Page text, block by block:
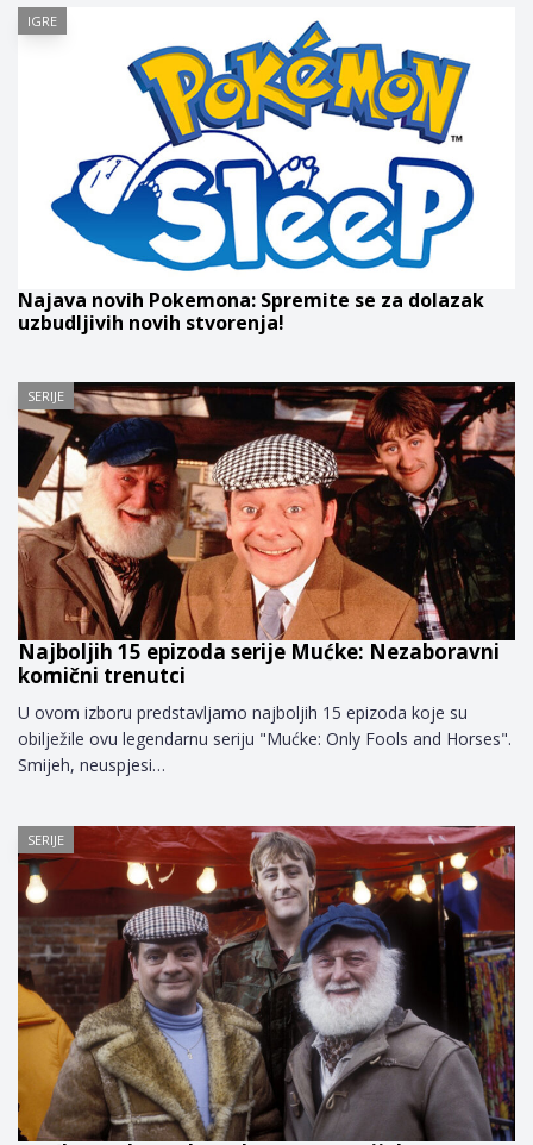
IGRE
Najava novih Pokemona: Spremite se za dolazak
uzbudljivih novih stvorenja!
SERIJE
Najboljih 15 epizoda serije Mućke: Nezaboravni
komični trenutci
U ovom izboru predstavljamo najboljih 15 epizoda koje su
obilježile ovu legendarnu seriju "Mućke: Only Fools and Horses".
Smijeh, neuspjesi…
SERIJE